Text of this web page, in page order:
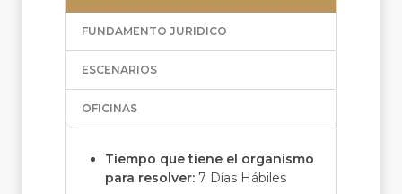
FUNDAMENTO JURIDICO
ESCENARIOS
OFICINAS
Tiempo que tiene el organismo
para resolver: 7 Días Hábiles